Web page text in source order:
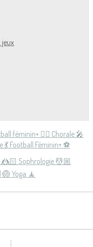
féminin+ ⛹🏻 Chorale 🎤
💃Football Féminin+ ⚽️
🤼🏻 Sophrologie 💆🏼
🏐Yoga 🧘